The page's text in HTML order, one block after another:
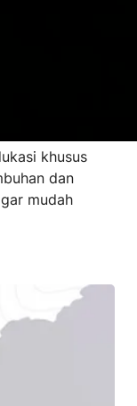
khusus
dan
mudah